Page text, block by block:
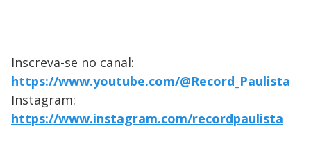
Inscreva-se no canal:
https://www.youtube.com/@Record_Paulista
Instagram:
https://www.instagram.com/recordpaulista